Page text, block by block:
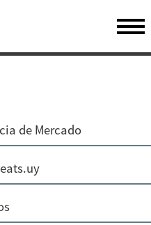
de Mercado